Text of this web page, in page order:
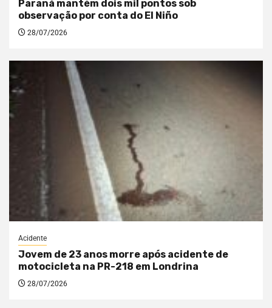
Paraná mantém dois mil pontos sob
observação por conta do El Niño
28/07/2026
Acidente
Jovem de 23 anos morre após acidente de
motocicleta na PR-218 em Londrina
28/07/2026